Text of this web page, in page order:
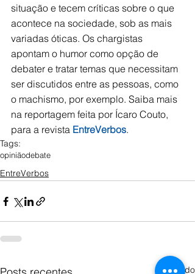
situação e tecem críticas sobre o que
acontece na sociedade, sob as mais
variadas óticas. Os chargistas
apontam o humor como opção de
debater e tratar temas que necessitam
ser discutidos entre as pessoas, como
o machismo, por exemplo. Saiba mais
na reportagem feita por Ícaro Couto,
para a revista EntreVerbos.
Tags:
opiniãodebate
EntreVerbos
Ver tudo